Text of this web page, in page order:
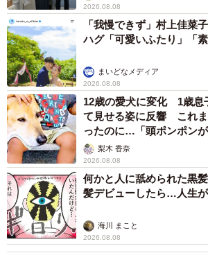
万博内の食事/堀部健和さん（@takeo_horibe）提
パビリオンは「ほぼ全て長蛇の列
会場内のおすすめポイントについても
まず絶対に見逃せないのが「大屋根リ
「何と言っても大屋根リングです。中を
を彷彿とさせるのですが、神社仏閣で
2026.08.08
「我慢できず」村上佳菜
ハグ「可愛いふたり」「素
まいどなメディア
2026.08.08
12歳の愛犬に変化 1歳息
て見せる姿に反響 これ
ったのに…「頭ポンポンが
「尊…」
梨木 香奈
2026.08.08
何かと人に舐められた黒
髪デビューしたら…人生が
海川 まこと
2026.08.08